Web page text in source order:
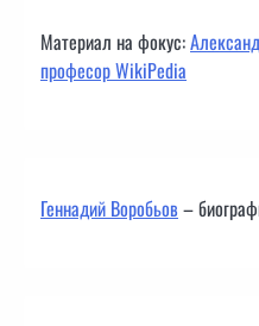
Материал на фокус:
професор WikiPedia
Геннадий Воробьов–